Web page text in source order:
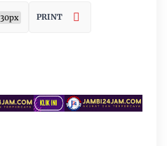
30px PRINT